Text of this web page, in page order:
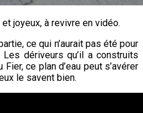
joyeux, à revivre en vidéo.
ce qui n’aurait pas été pour
dériveurs qu’il a construits
ce plan d’eau peut s’avérer
le savent bien.